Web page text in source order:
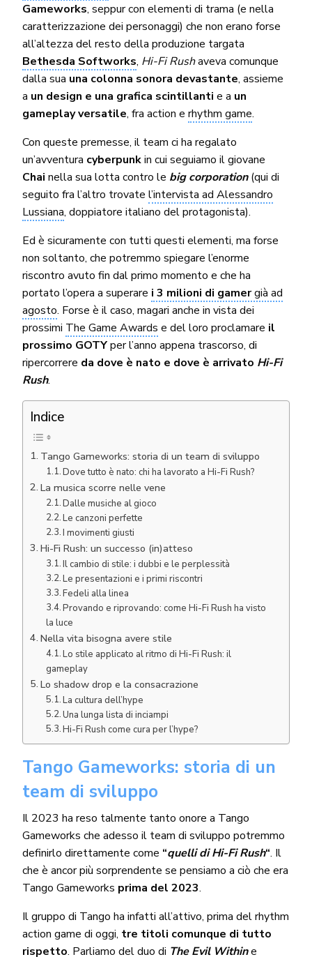
Gameworks, seppur con elementi di trama (e nella
caratterizzazione dei personaggi) che non erano forse
all’altezza del resto della produzione targata
Bethesda Softworks, Hi-Fi Rushaveva comunque
dalla sua una colonna sonora devastante, assieme
a un design e una grafica scintillantie a un
gameplay versatile, fra action erhythm game.
Con queste premesse, il team ci ha regalato
un’avventura cyberpunkin cui seguiamo il giovane
Chai nella sua lotta contro le big corporation(qui di
seguito fra l’altro trovatel’intervista ad Alessandro
Lussiana, doppiatore italiano del protagonista).
Ed è sicuramente con tutti questi elementi, ma forse
non soltanto, che potremmo spiegare l’enorme
riscontro avuto fin dal primo momento e che ha
portato l’opera a superare i 3 milioni di gamergià ad
agosto. Forse è il caso, magari anche in vista dei
prossimi The Game Awards e del loro proclamare il
prossimo GOTYper l’anno appena trascorso, di
ripercorrere da dove è nato e dove è arrivato Hi-Fi
Rush.
Indice
Tango Gameworks: storia di un team di sviluppo
Dove tutto è nato: chi ha lavorato a Hi-Fi Rush?
La musica scorre nelle vene
Dalle musiche al gioco
Le canzoni perfette
I movimenti giusti
Hi-Fi Rush: un successo (in)atteso
Il cambio di stile: i dubbi e le perplessità
Le presentazioni e i primi riscontri
Fedeli alla linea
Provando e riprovando: come Hi-Fi Rush ha visto
la luce
Nella vita bisogna avere stile
Lo stile applicato al ritmo di Hi-Fi Rush: il
gameplay
Lo shadow drop e la consacrazione
La cultura dell’hype
Una lunga lista di inciampi
Hi-Fi Rush come cura per l’hype?
Tango Gameworks: storia di un
team di sviluppo
Il 2023 ha reso talmente tanto onore a Tango
Gameworks che adesso il team di sviluppo potremmo
definirlo direttamente come “quelli di Hi-Fi Rush“. Il
che è ancor più sorprendente se pensiamo a ciò che era
Tango Gameworks prima del 2023.
Il gruppo di Tango ha infatti all’attivo, prima del rhythm
action game di oggi, tre titoli comunque di tutto
rispetto. Parliamo del duo di The Evil Withine